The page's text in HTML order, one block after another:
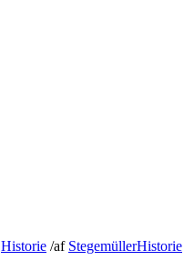
Historie /af StegemüllerHistorie